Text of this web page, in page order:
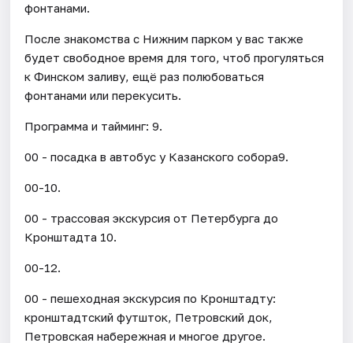
фонтанами.
После знакомства с Нижним парком у вас также
будет свободное время для того, чтоб прогуляться
к Финском заливу, ещё раз полюбоваться
фонтанами или перекусить.
Программа и тайминг: 9.
00 - посадка в автобус у Казанского собора9.
00-10.
00 - трассовая экскурсия от Петербурга до
Кронштадта 10.
00-12.
00 - пешеходная экскурсия по Кронштадту:
кронштадтский футшток, Петровский док,
Петровская набережная и многое другое.